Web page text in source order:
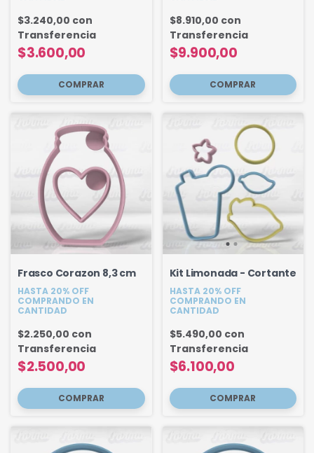
$3.600,00
$3.240,00 con
Transferencia
$9.900,00
$8.910,00 con
Transferencia
Frasco Corazon 8,3 cm
HASTA 20% OFF
COMPRANDO EN
CANTIDAD
$2.500,00
$2.250,00 con
Transferencia
Kit Limonada - Cortante
HASTA 20% OFF
COMPRANDO EN
CANTIDAD
$6.100,00
$5.490,00 con
Transferencia